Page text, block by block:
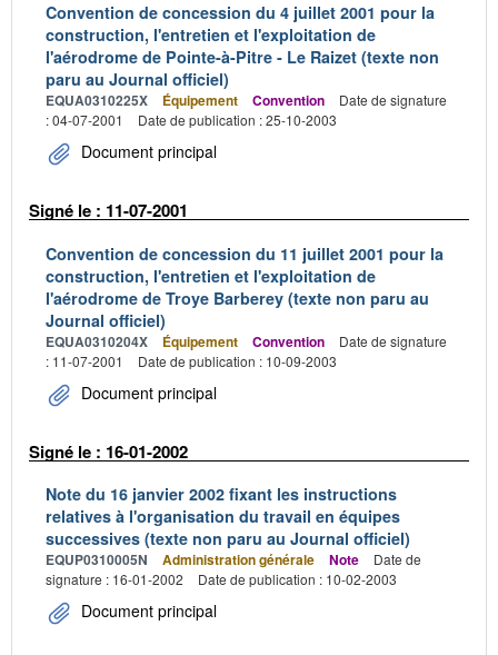
Convention de concession du 4 juillet 2001 pour la
construction, l'entretien et l'exploitation de
l'aérodrome de Pointe-à-Pitre - Le Raizet (texte non
paru au Journal officiel)
EQUA0310225X Équipement Convention
Date de signature
: 04-07-2001
Date de publication : 25-10-2003
Document principal
Signé le : 11-07-2001
Convention de concession du 11 juillet 2001 pour la
construction, l'entretien et l'exploitation de
l'aérodrome de Troye Barberey (texte non paru au
Journal officiel)
EQUA0310204X Équipement Convention
Date de signature
: 11-07-2001
Date de publication : 10-09-2003
Document principal
Signé le : 16-01-2002
Note du 16 janvier 2002 fixant les instructions
relatives à l'organisation du travail en équipes
successives (texte non paru au Journal officiel)
EQUP0310005N Administration générale Note
Date de
signature : 16-01-2002
Date de publication : 10-02-2003
Document principal